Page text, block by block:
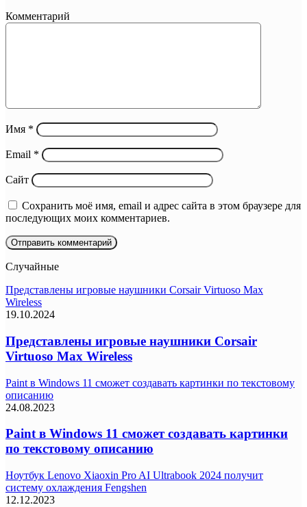
Комментарий
Имя *
Email *
Сайт
Сохранить моё имя, email и адрес сайта в этом браузере для
последующих моих комментариев.
Случайные
Представлены игровые наушники Corsair Virtuoso Max
Wireless
19.10.2024
Представлены игровые наушники Corsair
Virtuoso Max Wireless
Paint в Windows 11 сможет создавать картинки по текстовому
описанию
24.08.2023
Paint в Windows 11 сможет создавать картинки
по текстовому описанию
Ноутбук Lenovo Xiaoxin Pro AI Ultrabook 2024 получит
систему охлаждения Fengshen
12.12.2023